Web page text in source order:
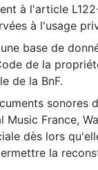
à l'article
à l'usage
base de
de la
de la BnF.
sonores
Music France,
dès lors
la